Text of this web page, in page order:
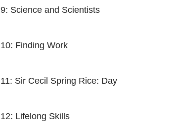
Science and Scientists
Finding Work
Sir Cecil Spring Rice: Day
Lifelong Skills